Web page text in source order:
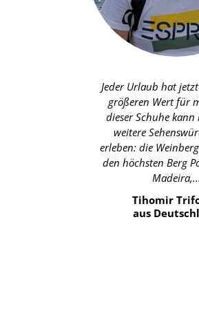
Jeder Urlaub hat
größeren Wert für
dieser Schuhe kann
weitere
erleben: die
den höchsten Berg
Madeira,...
Tihomir
aus